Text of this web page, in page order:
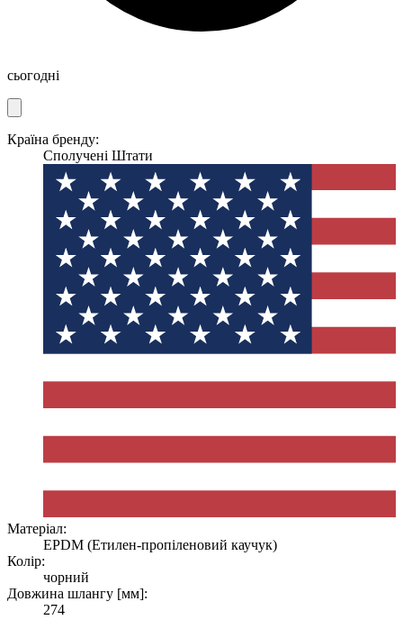
сьогодні
Країна бренду:
Сполучені Штати
Матеріал:
EPDM (Етилен-пропіленовий каучук)
Колір:
чорний
Довжина шлангу [мм]:
274